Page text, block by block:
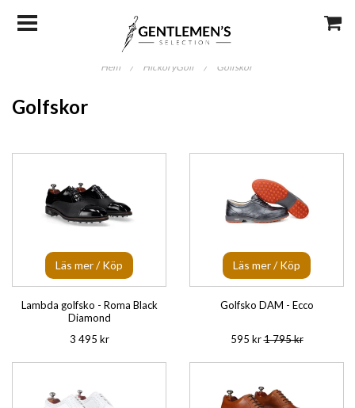
Hem / HickoryGolf / Golfskor
Golfskor
Läs mer / Köp
Lambda golfsko - Roma Black
Diamond
3 495 kr
Läs mer / Köp
Golfsko DAM - Ecco
595 kr1 795 kr